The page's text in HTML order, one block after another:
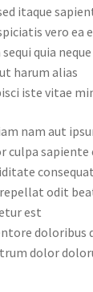
itaque
vero ea
sequi quia
harum alias
iste vitae
nam aut
culpa
odit
est
doloribus
dolor